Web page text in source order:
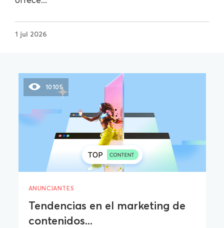
1 jul 2026
10105
ANUNCIANTES
Tendencias en el marketing de
contenidos...